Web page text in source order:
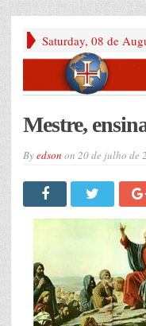
Saturday, 08 de
Mestre,
Byedson on 20 de julho de